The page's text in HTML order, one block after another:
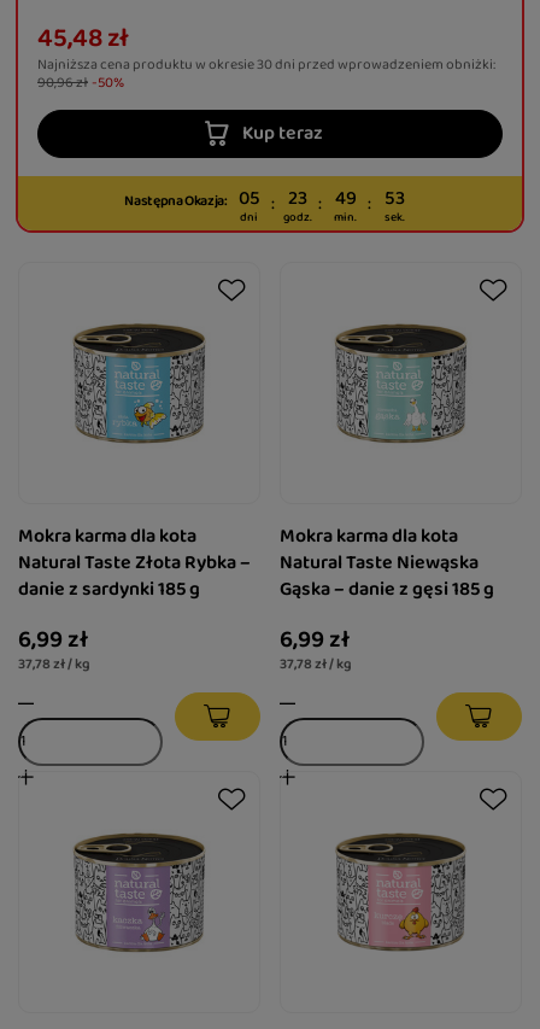
Mokra karma dla kota
Natural Taste Złota Rybka –
danie z sardynki 185 g
6,99 zł
37,78 zł / kg
Mokra karma dla kota
Natural Taste Niewąska
Gąska – danie z gęsi 185 g
6,99 zł
37,78 zł / kg
45,48 zł
Najniższa cena produktu w okresie 30 dni przed wprowadzeniem obniżki:
90,96 zł -50%
Kup teraz
Następna Okazja:
dni
05
godz.
23
min.
49
sek.
52